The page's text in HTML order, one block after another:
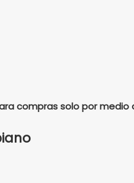
compras solo por medio